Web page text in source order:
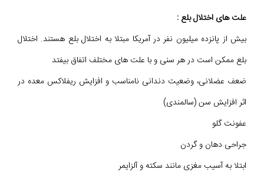
علت های اختلال بلع :
بیش از پانزده میلیون نفر در آمریکا مبتلا به اختلال بلع هستند. اختلال
بلع ممکن است در هر سنی و با علت های مختلف اتفاق بیفتد
ضعف عضلانی، وضعیت دندانی نامناسب و افزایش ریفلاکس معده در
اثر افزایش سن (سالمندی)
عفونت گلو
جراحی دهان و گردن
ابتلا به آسیب مغزی مانند سکته و آلزایمر